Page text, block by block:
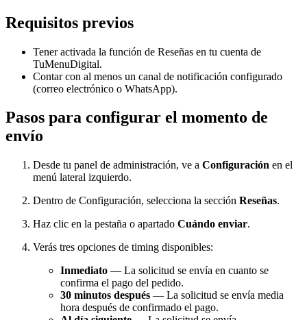
Requisitos previos
Tener activada la función de Reseñas en tu cuenta de
TuMenuDigital.
Contar con al menos un canal de notificación configurado
(correo electrónico o WhatsApp).
Pasos para configurar el momento de
envío
Desde tu panel de administración, ve a Configuración en el
menú lateral izquierdo.
Dentro de Configuración, selecciona la sección Reseñas.
Haz clic en la pestaña o apartado Cuándo enviar.
Verás tres opciones de timing disponibles:
Inmediato — La solicitud se envía en cuanto se
confirma el pago del pedido.
30 minutos después — La solicitud se envía media
hora después de confirmado el pago.